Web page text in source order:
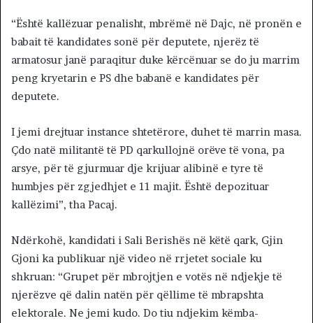
“Është kallëzuar penalisht, mbrëmë në Dajc, në pronën e
babait të kandidates sonë për deputete, njerëz të
armatosur janë paraqitur duke kërcënuar se do ju marrim
peng kryetarin e PS dhe babanë e kandidates për
deputete.
I jemi drejtuar instance shtetërore, duhet të marrin masa.
Çdo natë militantë të PD qarkullojnë orëve të vona, pa
arsye, për të gjurmuar dje krijuar alibinë e tyre të
humbjes për zgjedhjet e 11 majit. Është depozituar
kallëzimi”, tha Pacaj.
Ndërkohë, kandidati i Sali Berishës në këtë qark, Gjin
Gjoni ka publikuar një video në rrjetet sociale ku
shkruan: “Grupet për mbrojtjen e votës në ndjekje të
njerëzve që dalin natën për qëllime të mbrapshta
elektorale. Ne jemi kudo. Do tiu ndjekim këmba-